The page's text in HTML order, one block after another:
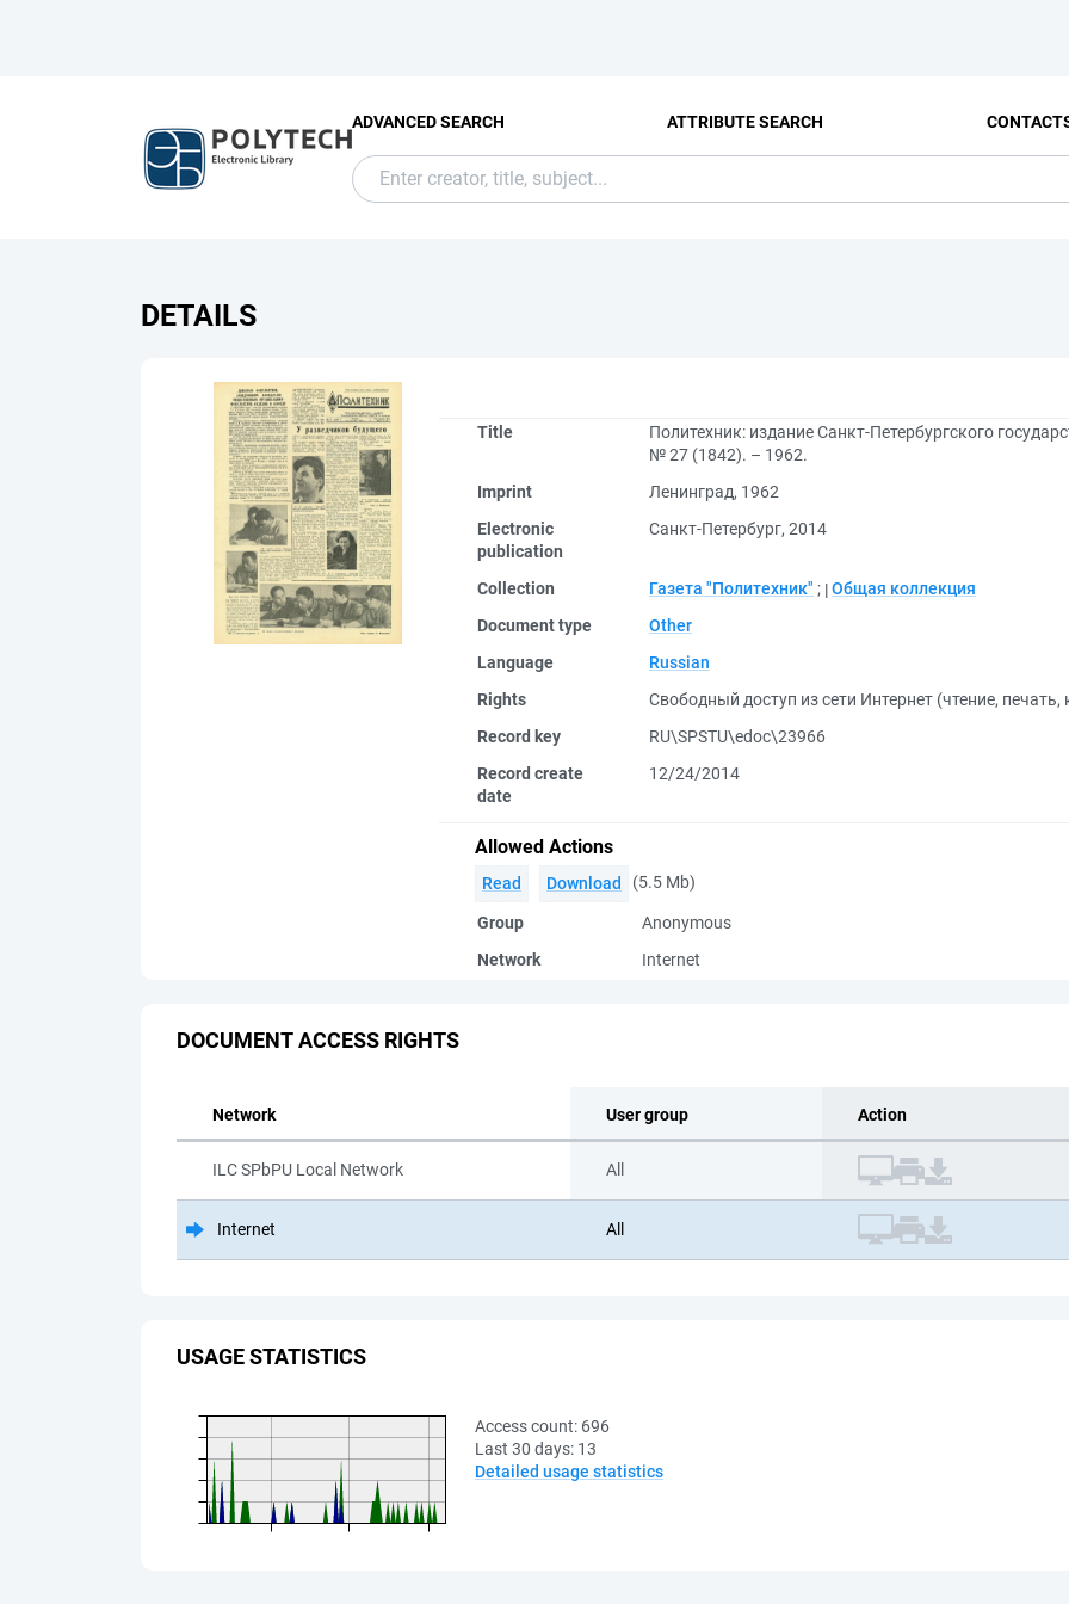
ADVANCED SEARCH ATTRIBUTE SEARCH
DETAILS
Title
Политехник: издание Санкт-Петербургского
№ 27 (1842). – 1962.
Imprint
Ленинград, 1962
Electronic
publication
Санкт-Петербург, 2014
Collection Газета "Политехник" ; Общая коллекция
Document type
Other
Language
Russian
Rights
Свободный доступ из сети Интернет (чтение, печать,
Record key
RU\SPSTU\edoc\23966
Record create
date
12/24/2014
Allowed Actions
Read Download (5.5 Mb)
Group
Anonymous
Network
Internet
DOCUMENT ACCESS RIGHTS
Network User group Action
ILC SPbPU Local Network All
Internet All
USAGE STATISTICS
Access count: 696
Last 30 days: 13
Detailed usage statistics